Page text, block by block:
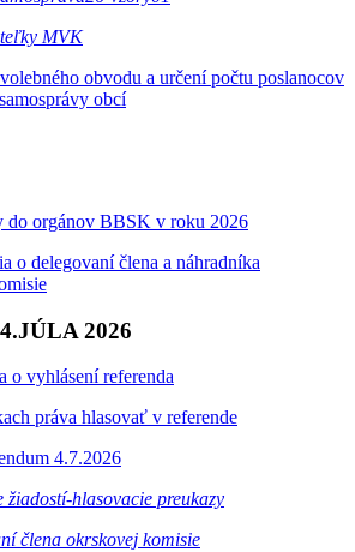
MVK
obvodu a určení počtu poslanocov
obcí
do orgánov BBSK v roku 2026
o delegovaní člena a náhradníka
2026
o vyhlásení referenda
práva hlasovať v referende
4.7.2026
hlasovacie preukazy
člena okrskovej komisie